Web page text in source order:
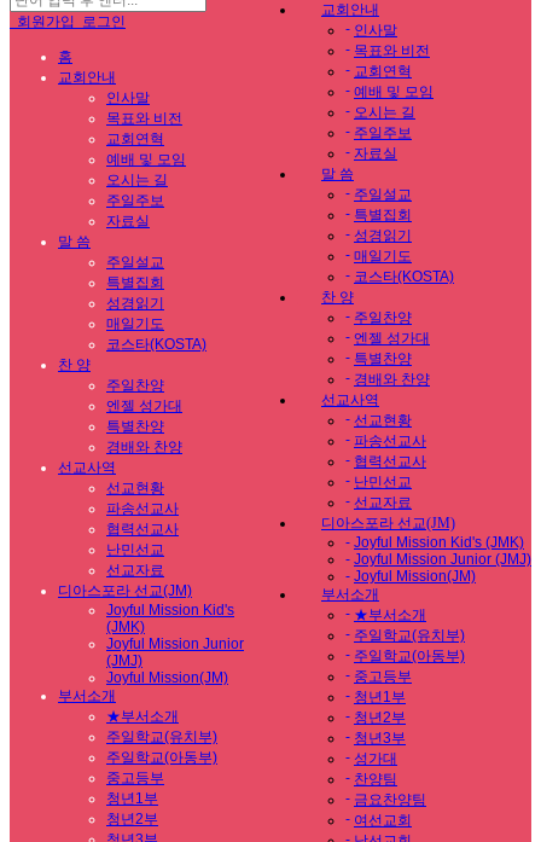
교회안내
- 인사말
- 목표와 비전
- 교회연혁
- 예배 및 모임
- 오시는 길
- 주일주보
- 자료실
말 씀
- 주일설교
- 특별집회
- 성경읽기
- 매일기도
- 코스타(KOSTA)
찬 양
- 주일찬양
- 엔젤 성가대
- 특별찬양
- 경배와 찬양
선교사역
- 선교현황
- 파송선교사
- 협력선교사
- 난민선교
- 선교자료
디아스포라 선교(JM)
- Joyful Mission Kid's (JMK)
- Joyful Mission Junior (JMJ)
- Joyful Mission(JM)
부서소개
- ★부서소개
- 주일학교(유치부)
- 주일학교(아동부)
- 중고등부
- 청년1부
- 청년2부
- 청년3부
- 성가대
- 찬양팀
- 금요찬양팀
- 여선교회
회원가입 로그인
홈
교회안내
인사말
목표와 비전
교회연혁
예배 및 모임
오시는 길
주일주보
자료실
말 씀
주일설교
특별집회
성경읽기
매일기도
코스타(KOSTA)
찬 양
주일찬양
엔젤 성가대
특별찬양
경배와 찬양
선교사역
선교현황
파송선교사
협력선교사
난민선교
선교자료
디아스포라 선교(JM)
Joyful Mission Kid's
(JMK)
Joyful Mission Junior
(JMJ)
Joyful Mission(JM)
부서소개
★부서소개
주일학교(유치부)
주일학교(아동부)
중고등부
청년1부
청년2부